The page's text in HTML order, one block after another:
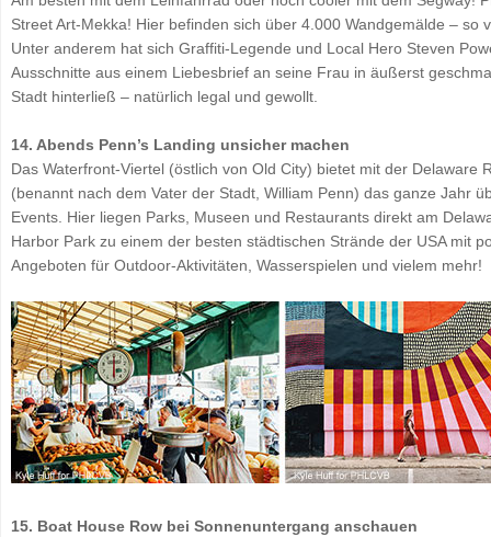
Street Art-Mekka! Hier befinden sich über 4.000 Wandgemälde – so
Unter anderem hat sich Graffiti-Legende und Local Hero Steven
Ausschnitte aus einem Liebesbrief an seine Frau in äußerst
Stadt hinterließ – natürlich legal und gewollt.
14. Abends Penn’s Landing unsicher machen
Das Waterfront-Viertel (östlich von Old City) bietet mit der Delaware
(benannt nach dem Vater der Stadt, William Penn) das ganze Jahr
Events. Hier liegen Parks, Museen und Restaurants direkt am
Harbor Park zu einem der besten städtischen Strände der USA mit
Angeboten für Outdoor-Aktivitäten, Wasserspielen und vielem mehr!
15. Boat House Row bei Sonnenuntergang anschauen